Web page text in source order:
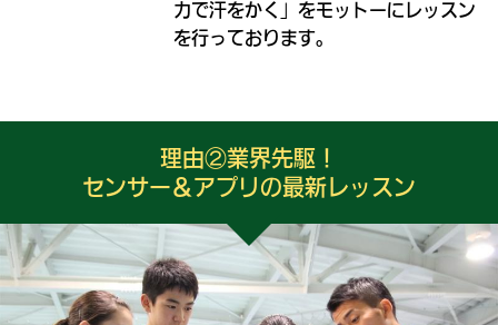
力で汗をかく」をモットーにレッスン
を行っております。
理由②業界先駆！
センサー＆アプリの最新レッスン